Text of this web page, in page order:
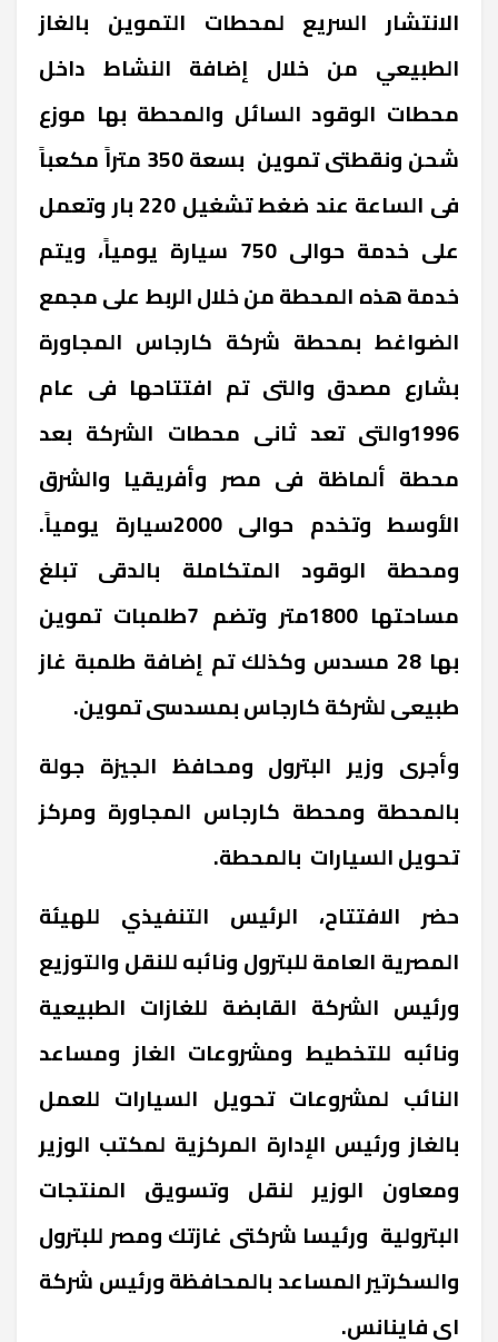
الانتشار السريع لمحطات التموين بالغاز
الطبيعي من خلال إضافة النشاط داخل
محطات الوقود السائل والمحطة بها موزع
شحن ونقطتى تموين بسعة 350 متراً مكعباً
فى الساعة عند ضغط تشغيل 220 بار وتعمل
على خدمة حوالى 750 سيارة يومياً، ويتم
خدمة هذه المحطة من خلال الربط على مجمع
الضواغط بمحطة شركة كارجاس المجاورة
بشارع مصدق والتى تم افتتاحها فى عام
1996والتى تعد ثانى محطات الشركة بعد
محطة ألماظة فى مصر وأفريقيا والشرق
الأوسط وتخدم حوالى 2000سيارة يومياً.
ومحطة الوقود المتكاملة بالدقى تبلغ
مساحتها 1800متر وتضم 7طلمبات تموين
بها 28 مسدس وكذلك تم إضافة طلمبة غاز
طبيعى لشركة كارجاس بمسدسى تموين.
وأجرى وزير البترول ومحافظ الجيزة جولة
بالمحطة ومحطة كارجاس المجاورة ومركز
تحويل السيارات بالمحطة.
حضر الافتتاح، الرئيس التنفيذي للهيئة
المصرية العامة للبترول ونائبه للنقل والتوزيع
ورئيس الشركة القابضة للغازات الطبيعية
ونائبه للتخطيط ومشروعات الغاز ومساعد
النائب لمشروعات تحويل السيارات للعمل
بالغاز ورئيس الإدارة المركزية لمكتب الوزير
ومعاون الوزير لنقل وتسويق المنتجات
البترولية ورئيسا شركتى غازتك ومصر للبترول
والسكرتير المساعد بالمحافظة ورئيس شركة
اى فاينانس.